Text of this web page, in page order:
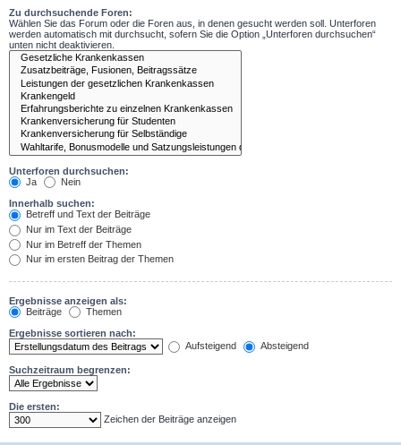
Zu durchsuchende Foren:
Wählen Sie das Forum oder die Foren aus, in denen gesucht werden soll. Unterforen
werden automatisch mit durchsucht, sofern Sie die Option „Unterforen durchsuchen“
unten nicht deaktivieren.
Unterforen durchsuchen:
Ja
Nein
Innerhalb suchen:
Betreff und Text der Beiträge
Nur im Text der Beiträge
Nur im Betreff der Themen
Nur im ersten Beitrag der Themen
Ergebnisse anzeigen als:
Beiträge
Themen
Ergebnisse sortieren nach:
Aufsteigend
Absteigend
Suchzeitraum begrenzen:
Die ersten:
Zeichen der Beiträge anzeigen